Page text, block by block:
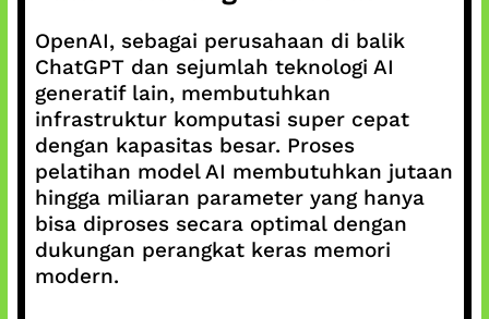
OpenAI, sebagai perusahaan di balik
ChatGPT dan sejumlah teknologi AI
generatif lain, membutuhkan
infrastruktur komputasi super cepat
dengan kapasitas besar. Proses
pelatihan model AI membutuhkan jutaan
hingga miliaran parameter yang hanya
bisa diproses secara optimal dengan
dukungan perangkat keras memori
modern.